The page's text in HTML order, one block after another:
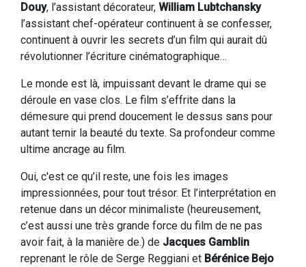
Douy, l’assistant décorateur, William Lubtchansky
l’assistant chef-opérateur continuent à se confesser,
continuent à ouvrir les secrets d’un film qui aurait dû
révolutionner l’écriture cinématographique…
Le monde est là, impuissant devant le drame qui se
déroule en vase clos. Le film s’effrite dans la
démesure qui prend doucement le dessus sans pour
autant ternir la beauté du texte. Sa profondeur comme
ultime ancrage au film.
Oui, c'est ce qu’il reste, une fois les images
impressionnées, pour tout trésor. Et l’interprétation en
retenue dans un décor minimaliste (heureusement,
c’est aussi une très grande force du film de ne pas
avoir fait, à la manière de.) de Jacques Gamblin
reprenant le rôle de Serge Reggiani et Bérénice Bejo